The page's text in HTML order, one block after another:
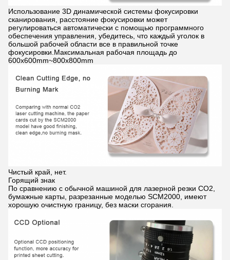
Использование 3D динамической системы фокусировки
сканирования, расстояние фокусировки может
регулироваться автоматически с помощью программного
обеспечения управления, убедитесь, что каждый уголок в
большой рабочей области все в правильной точке
фокусировки.Максимальная рабочая площадь до
600x600mm~800x800mm
Чистый край, нет.
Горящий знак
По сравнению с обычной машиной для лазерной резки CO2,
бумажные карты, разрезанные моделью SCM2000, имеют
хорошую очистную границу, без маски сгорания.